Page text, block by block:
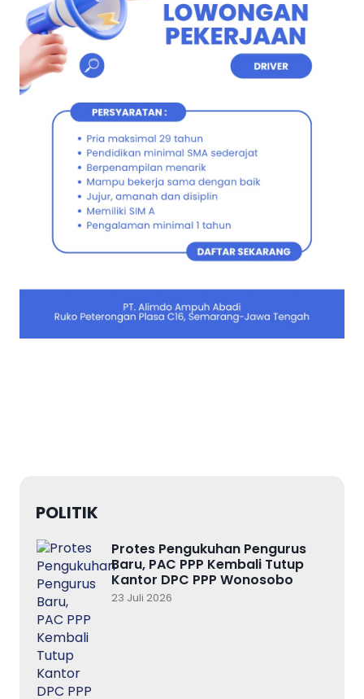
POLITIK
Protes Pengukuhan Pengurus
Baru, PAC PPP Kembali Tutup
Kantor DPC PPP Wonosobo
23 Juli 2026